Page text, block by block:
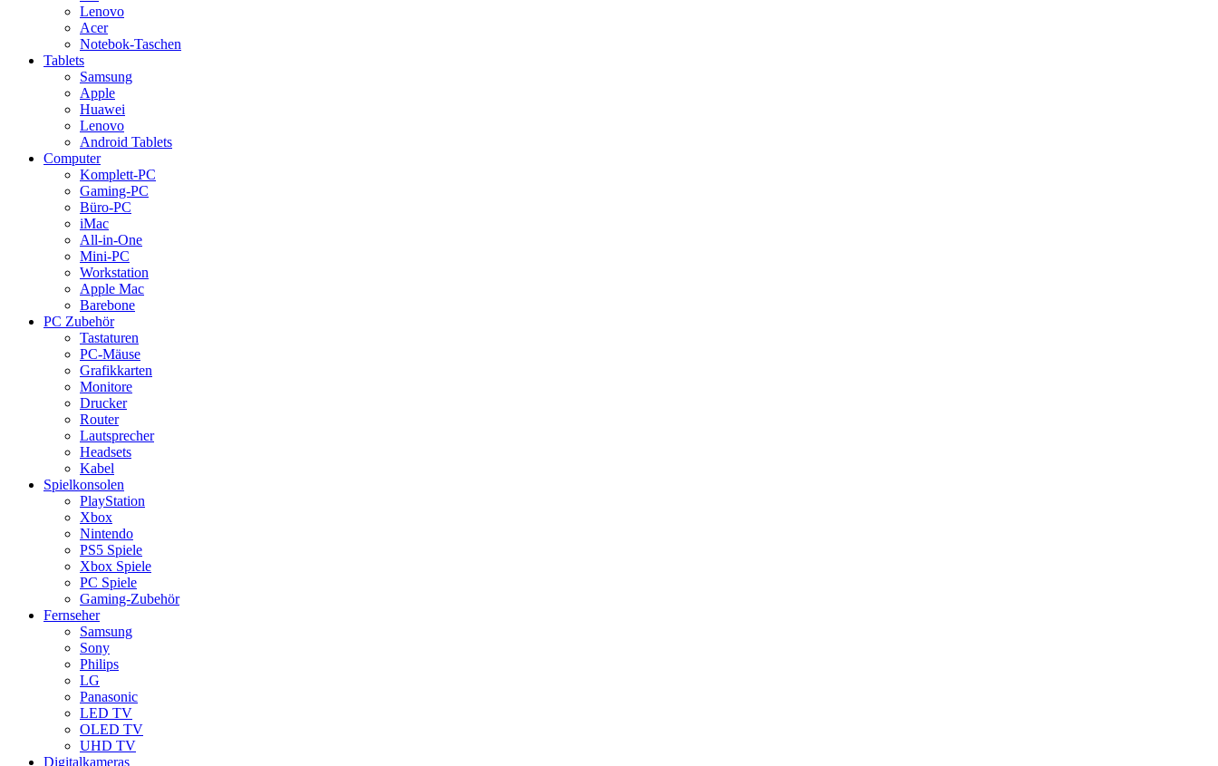
Lenovo
Acer
Notebok-Taschen
Tablets
Samsung
Apple
Huawei
Lenovo
Android Tablets
Computer
Komplett-PC
Gaming-PC
Büro-PC
iMac
All-in-One
Mini-PC
Workstation
Apple Mac
Barebone
PC Zubehör
Tastaturen
PC-Mäuse
Grafikkarten
Monitore
Drucker
Router
Lautsprecher
Headsets
Kabel
Spielkonsolen
PlayStation
Xbox
Nintendo
PS5 Spiele
Xbox Spiele
PC Spiele
Gaming-Zubehör
Fernseher
Samsung
Sony
Philips
LG
Panasonic
LED TV
OLED TV
UHD TV
Digitalkameras